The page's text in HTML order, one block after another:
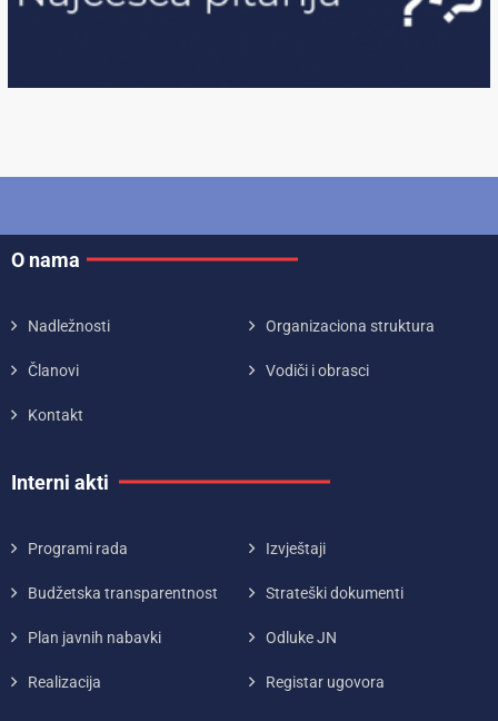
O nama
Nadležnosti Organizaciona struktura
Članovi Vodiči i obrasci
Kontakt
Interni akti
Programi rada Izvještaji
Budžetska transparentnost Strateški dokumenti
Plan javnih nabavki Odluke JN
Realizacija Registar ugovora